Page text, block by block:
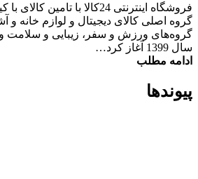
فروشگاه اینترنتی 24کالا با
گروه اصلی کالای دیجیتال و لوازم خانه و
گروه‌های ورزش و سفر، زیبایی و سلامت و
سال 1399 آغاز کرد…
ادامه مطلب
پیوند‌ها